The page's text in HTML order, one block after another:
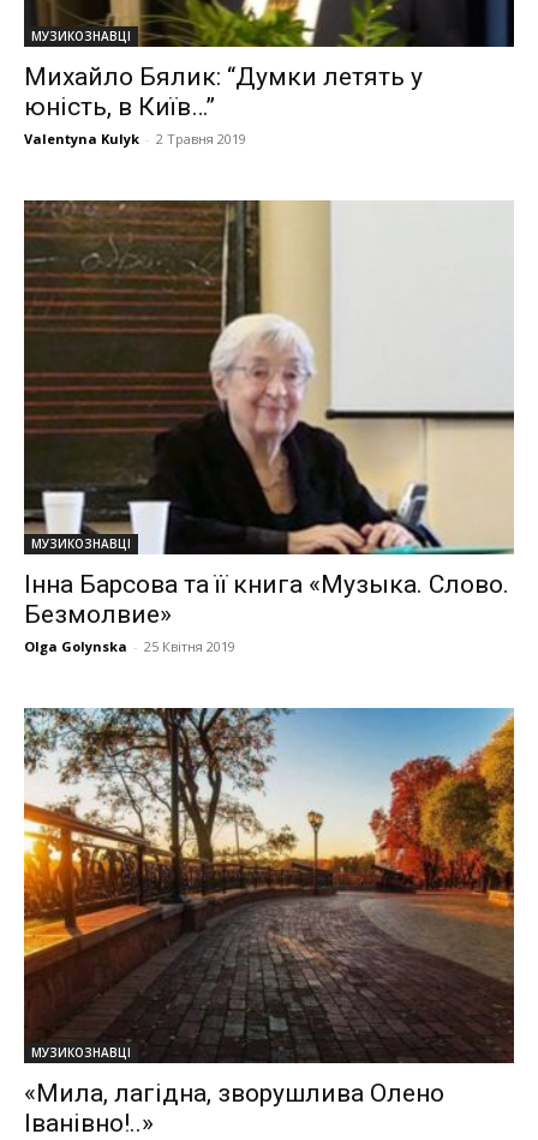
МУЗИКОЗНАВЦІ
Михайло Бялик: “Думки летять у
юність, в Київ…”
Valentyna Kulyk - 2 Травня 2019
МУЗИКОЗНАВЦІ
Інна Барсова та її книга «Музыка. Слово.
Безмолвие»
Olga Golynska - 25 Квітня 2019
МУЗИКОЗНАВЦІ
«Мила, лагідна, зворушлива Олено
Іванівно!..»